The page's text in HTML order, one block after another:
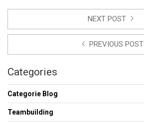
NEXT POST
PREVIOUS POST
Categories
Categorie Blog
Teambuilding